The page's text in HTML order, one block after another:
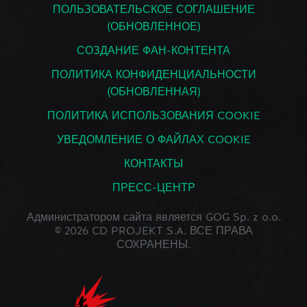
ПОЛЬЗОВАТЕЛЬСКОЕ СОГЛАШЕНИЕ
(ОБНОВЛЕННОЕ)
СОЗДАНИЕ ФАН-КОНТЕНТА
ПОЛИТИКА КОНФИДЕНЦИАЛЬНОСТИ
(ОБНОВЛЕННАЯ)
ПОЛИТИКА ИСПОЛЬЗОВАНИЯ COOKIE
УВЕДОМЛЕНИЕ О ФАЙЛАХ COOKIE
КОНТАКТЫ
ПРЕСС-ЦЕНТР
Администратором сайта является GOG Sp. z o.o.
© 2026 CD PROJEKT S.A. ВСЕ ПРАВА
СОХРАНЕНЫ.